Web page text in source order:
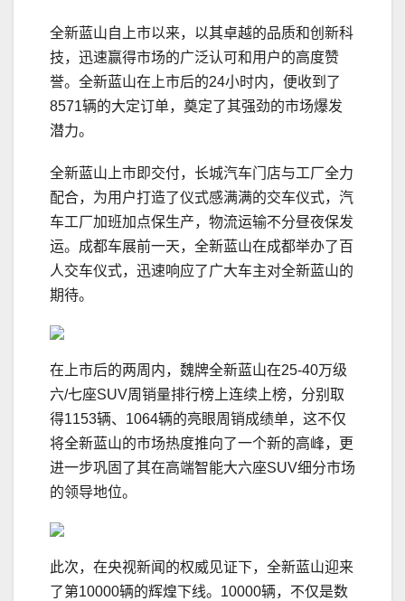
全新蓝山自上市以来，以其卓越的品质和创新科
技，迅速赢得市场的广泛认可和用户的高度赞
誉。全新蓝山在上市后的24小时内，便收到了
8571辆的大定订单，奠定了其强劲的市场爆发
潜力。
全新蓝山上市即交付，长城汽车门店与工厂全力
配合，为用户打造了仪式感满满的交车仪式，汽
车工厂加班加点保生产，物流运输不分昼夜保发
运。成都车展前一天，全新蓝山在成都举办了百
人交车仪式，迅速响应了广大车主对全新蓝山的
期待。
在上市后的两周内，魏牌全新蓝山在25-40万级
六/七座SUV周销量排行榜上连续上榜，分别取
得1153辆、1064辆的亮眼周销成绩单，这不仅
将全新蓝山的市场热度推向了一个新的高峰，更
进一步巩固了其在高端智能大六座SUV细分市场
的领导地位。
此次，在央视新闻的权威见证下，全新蓝山迎来
了第10000辆的辉煌下线。10000辆，不仅是数